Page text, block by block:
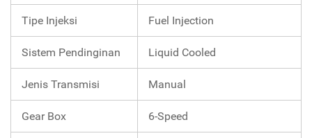
Tipe Injeksi Fuel Injection
Sistem Pendinginan Liquid Cooled
Jenis Transmisi Manual
Gear Box 6-Speed